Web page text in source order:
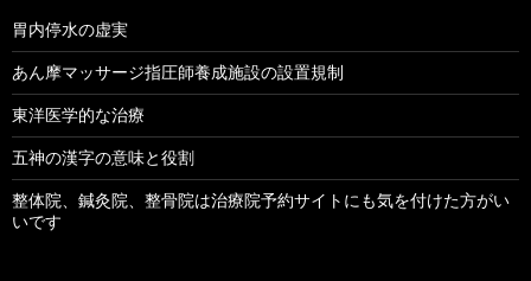
胃内停水の虚実
あん摩マッサージ指圧師養成施設の設置規制
東洋医学的な治療
五神の漢字の意味と役割
整体院、鍼灸院、整骨院は治療院予約サイトにも気を付けた方がい
いです